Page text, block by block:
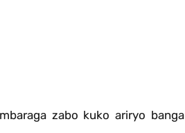
zabo kuko ariryo banga